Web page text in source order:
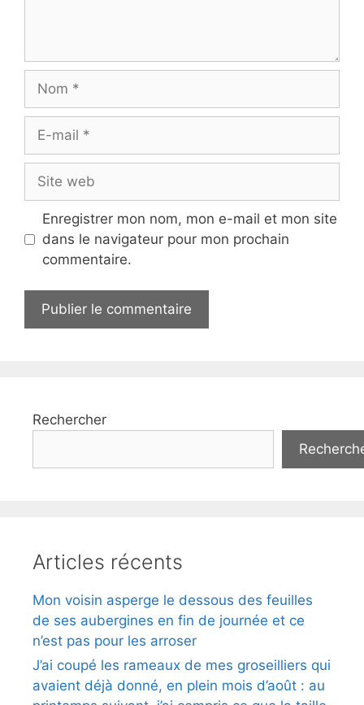
mail
web
Enregistrer mon nom, mon e-mail et mon site
dans le navigateur pour mon prochain
commentaire.
Rechercher
Articles récents
Mon voisin asperge le dessous des feuilles
de ses aubergines en fin de journée et ce
n’est pas pour les arroser
J’ai coupé les rameaux de mes groseilliers qui
avaient déjà donné, en plein mois d’août : au